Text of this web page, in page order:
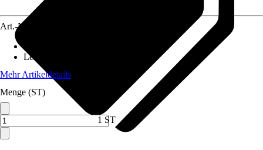
Art.-Nr.
Leistung
Mehr Artikeldetails
Menge (ST)
1 ST